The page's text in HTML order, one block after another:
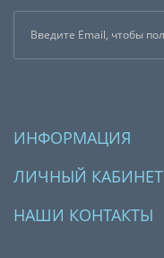
ИНФОРМАЦИЯ
ЛИЧНЫЙ КАБИНЕТ
НАШИ КОНТАКТЫ